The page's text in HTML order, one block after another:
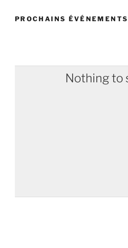
PROCHAINS ÉVÉNEMENTS
Nothing to